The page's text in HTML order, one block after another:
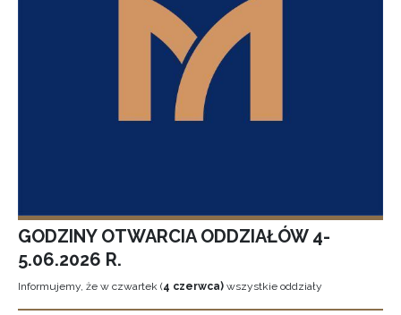
GODZINY OTWARCIA ODDZIAŁÓW 4-
5.06.2026 R.
Informujemy, że w czwartek (4 czerwca) wszystkie oddziały